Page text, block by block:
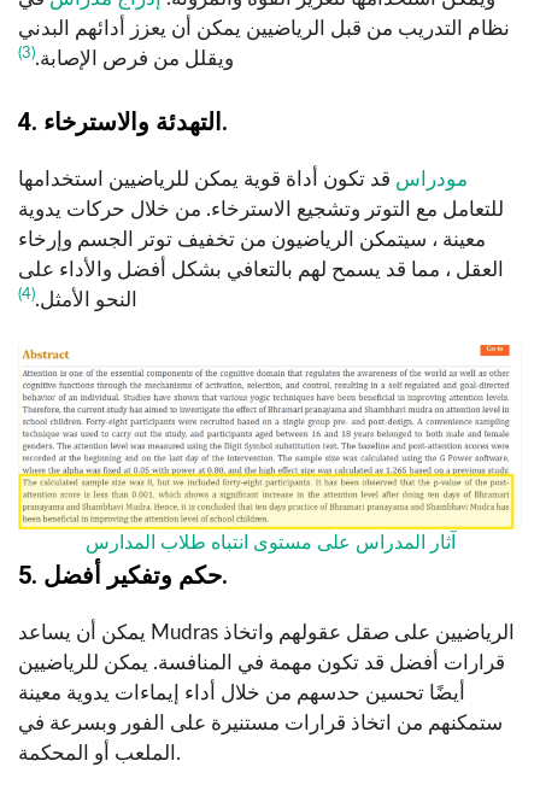
نظام التدريب من قبل الرياضيين يمكن أن يعزز أدائهم البدني
ويقلل من فرص الإصابة.(3)
4. التهدئة والاسترخاء.
مودراس قد تكون أداة قوية يمكن للرياضيين استخدامها
للتعامل مع التوتر وتشجيع الاسترخاء. من خلال حركات يدوية
معينة ، سيتمكن الرياضيون من تخفيف توتر الجسم وإرخاء
العقل ، مما قد يسمح لهم بالتعافي بشكل أفضل والأداء على
النحو الأمثل.(4)
آثار المدراس على مستوى انتباه طلاب المدارس
5. حكم وتفكير أفضل.
يمكن أن يساعد Mudras الرياضيين على صقل عقولهم واتخاذ
قرارات أفضل قد تكون مهمة في المنافسة. يمكن للرياضيين
أيضًا تحسين حدسهم من خلال أداء إيماءات يدوية معينة
ستمكنهم من اتخاذ قرارات مستنيرة على الفور وبسرعة في
الملعب أو المحكمة.